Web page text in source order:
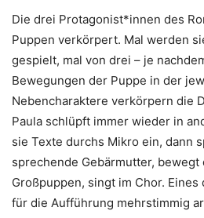
Die drei Protagonist*innen des
Puppen verkörpert. Mal werden
gespielt, mal von drei – je
Bewegungen der Puppe in der
Nebencharaktere verkörpern die
Paula schlüpft immer wieder in
sie Texte durchs Mikro ein, dann
sprechende Gebärmutter, bewegt
Großpuppen, singt im Chor.
für die Aufführung mehrstimmig